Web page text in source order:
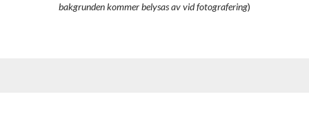
bakgrunden kommer belysas av vid fotografering)